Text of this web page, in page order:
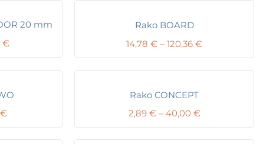
20 mm
€Price
range:
32,23 €
50,43 €
Rako BOARD
14,78 € – 120,36 €
range:
14,78 €
€Price
range:
7,54 €
Rako CONCEPT
2,89 € – 40,00 €Price
range:
2,89 €